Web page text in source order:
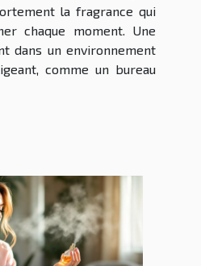
la fragrance qui
chaque moment. Une
dans un environnement
comme un bureau